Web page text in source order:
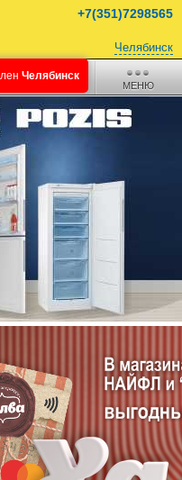
Челябинск
+7(351)7298565
МЕНЮ